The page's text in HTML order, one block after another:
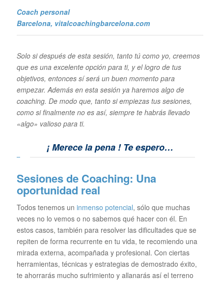
Coach personal
Barcelona, vitalcoachingbarcelona.com
Solo si después de esta sesión, tanto tú como yo, creemos
que es una excelente opción para ti, y el logro de tus
objetivos, entonces sí será un buen momento para
empezar. Además en esta sesiónya haremos algo de
coaching. De modo que, tanto si empiezas tus sesiones,
como si finalmente no es así, siempre te habrás llevado
«algo» valioso para ti.
¡ Merece la pena ! Te espero…
Sesiones de Coaching: Una
oportunidad real
Todos tenemos un inmenso potencial, sólo que muchas
veces no lo vemos o no sabemos qué hacer con él. En
estos casos, también para resolver las dificultades que se
repiten de forma recurrente en tu vida, te recomiendo una
mirada externa, acompañada y profesional. Con ciertas
herramientas, técnicas y estrategias de demostrado éxito,
te ahorrarás mucho sufrimiento y allanarás así el terreno